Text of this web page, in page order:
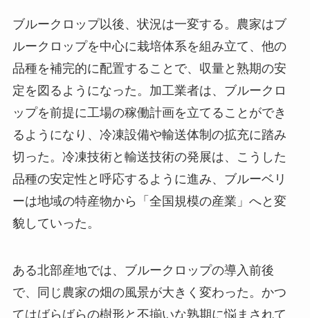
ブルークロップ以後、状況は一変する。農家はブ
ルークロップを中心に栽培体系を組み立て、他の
品種を補完的に配置することで、収量と熟期の安
定を図るようになった。加工業者は、ブルークロ
ップを前提に工場の稼働計画を立てることができ
るようになり、冷凍設備や輸送体制の拡充に踏み
切った。冷凍技術と輸送技術の発展は、こうした
品種の安定性と呼応するように進み、ブルーベリ
ーは地域の特産物から「全国規模の産業」へと変
貌していった。
ある北部産地では、ブルークロップの導入前後
で、同じ農家の畑の風景が大きく変わった。かつ
てはばらばらの樹形と不揃いな熟期に悩まされて